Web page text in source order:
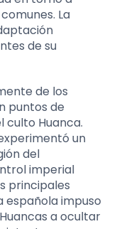
La
de su
de los
puntos de
culto Huanca.
un
del
imperial
principales
española impuso
a ocultar